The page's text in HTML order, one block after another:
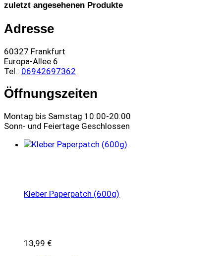
zuletzt angesehenen Produkte
Adresse
60327 Frankfurt
Europa-Allee 6
Tel.: 06942697362
Öffnungszeiten
Montag bis Samstag 10:00-20:00
Sonn- und Feiertage Geschlossen
Kleber Paperpatch (600g)
13,99 €